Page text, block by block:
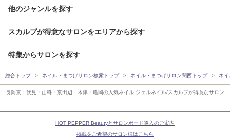
長岡京・伏見・山科・京田辺・木津・亀岡の人気ネイル,ジェルネイル/スカルプが得意なサロン
他のジャンルを探す
スカルプが得意なサロンをエリアから探す
特集からサロンを探す
総合トップ ネイル・まつげサロン検索トップ ネイル・まつげサロン関西トップ ネ
HOT PEPPER Beautyとサロンボード導入のご案内
掲載をご希望のサロン様はこちら